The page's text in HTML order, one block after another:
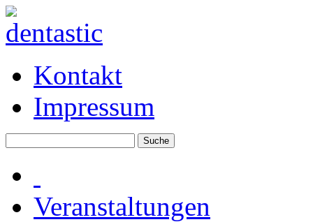
Kontakt
Impressum
Veranstaltungen